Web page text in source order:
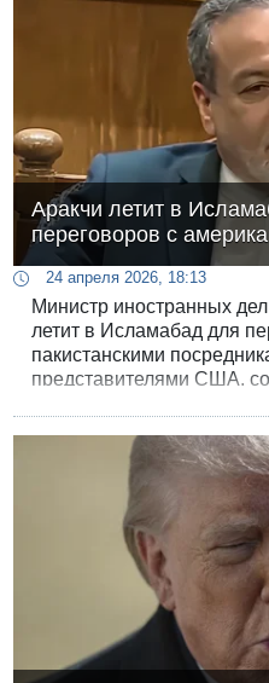
Аракчи летит в
переговоров с
24 апреля 2026, 18:13
Министр иностранных
летит в Исламабад для
пакистанскими
представителями США,